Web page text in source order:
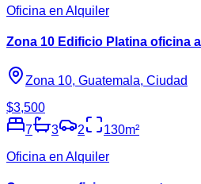
Oficina en Alquiler
Zona 10 Edificio Platina oficina
Zona 10, Guatemala, Ciudad
$3,500
7
3 2 130m²
Oficina en Alquiler